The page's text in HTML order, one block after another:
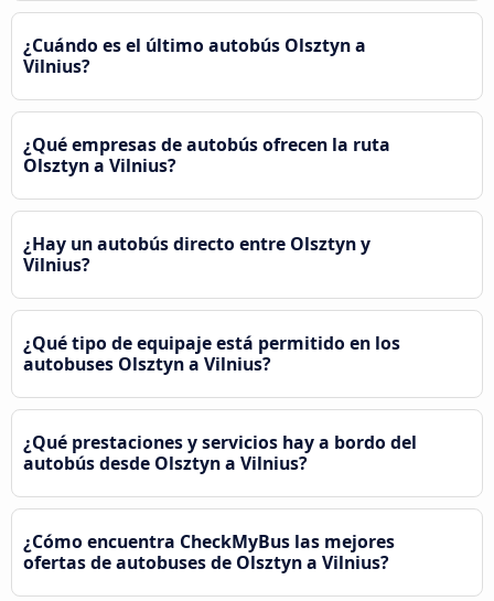
¿Cuándo es el último autobús Olsztyn a
Vilnius?
¿Qué empresas de autobús ofrecen la ruta
Olsztyn a Vilnius?
¿Hay un autobús directo entre Olsztyn y
Vilnius?
¿Qué tipo de equipaje está permitido en los
autobuses Olsztyn a Vilnius?
¿Qué prestaciones y servicios hay a bordo del
autobús desde Olsztyn a Vilnius?
¿Cómo encuentra CheckMyBus las mejores
ofertas de autobuses de Olsztyn a Vilnius?